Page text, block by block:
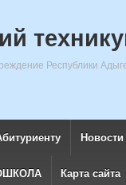
Республики
Новости
Карта сайта